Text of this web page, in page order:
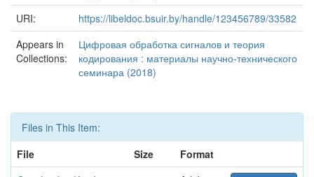
URI:
https://libeldoc.bsuir.by/handle/123456789/33582
Appears in
Collections:
Цифровая обработка сигналов и теория
кодирования : материалы научно-технического
семинара (2018)
Files in This Item:
File
Size
Format